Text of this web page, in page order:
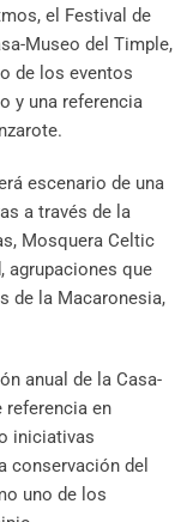
el Festival de
Museo del Timple,
de los eventos
y una referencia
escenario de una
a través de la
Mosquera Celtic
agrupaciones que
de la Macaronesia,
anual de la Casa-
referencia en
iniciativas
conservación del
uno de los